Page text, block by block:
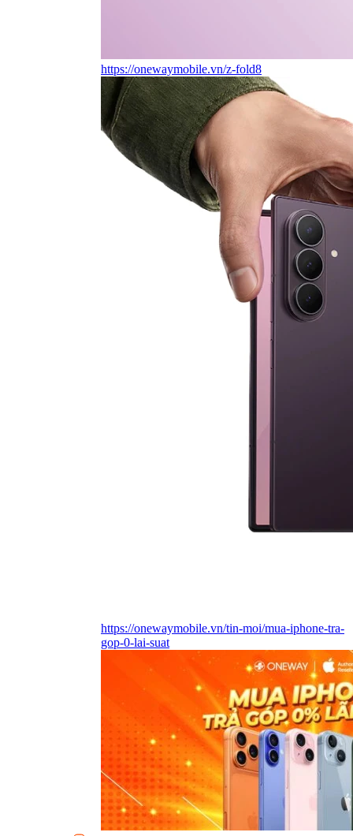
https://onewaymobile.vn/z-fold8
https://onewaymobile.vn/tin-moi/mua-iphone-tra-
gop-0-lai-suat